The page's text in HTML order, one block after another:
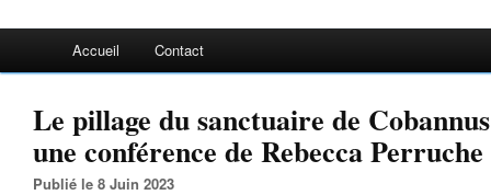
Accueil Contact
Le pillage du sanctuaire de
une conférence de Rebecca Perruche
Publié le 8 Juin 2023